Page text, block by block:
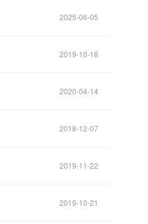
2025-06-05
2019-10-18
2020-04-14
2018-12-07
2019-11-22
2019-10-21